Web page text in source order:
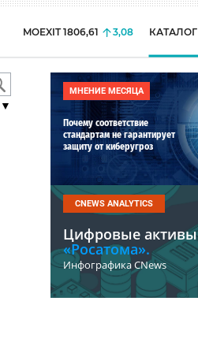
MOEXIT 1806,61 3,08 КАТАЛОГ
МНЕНИЕ МЕСЯЦА
Почему соответствие
стандартам не гарантирует
защиту от киберугроз
CNEWS ANALYTICS
Цифровые активы
«Росатома».
Инфографика CNews